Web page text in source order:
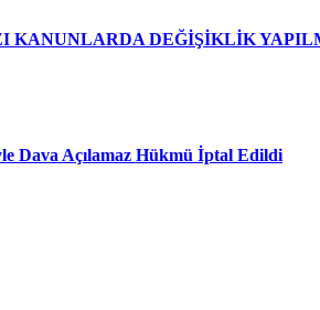
KANUNLARDA DEĞİŞİKLİK
Dava Açılamaz Hükmü İptal Edildi